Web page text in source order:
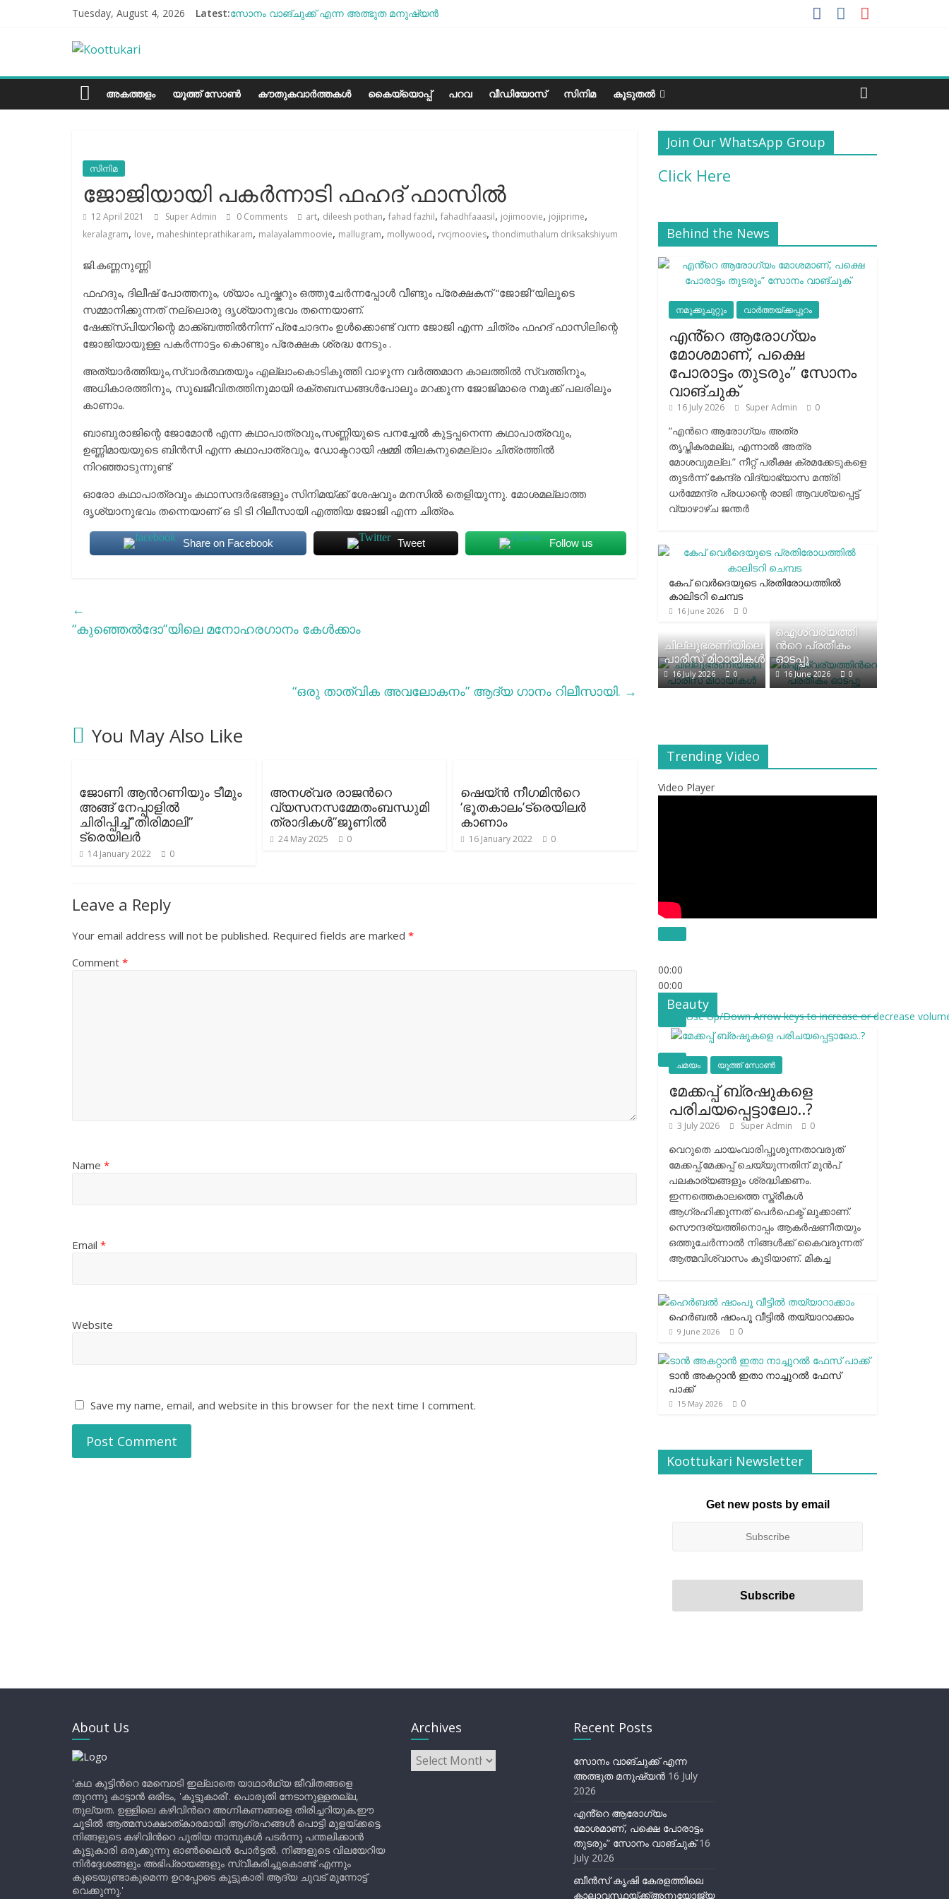
Tuesday, August 4, 2026 Latest:സോനം വാങ്ചുക്ക് എന്ന അത്ഭുത മനുഷ്യന്‍
ചില്ലുഭരണിയിലെ പാരീസ് മിഠായികള്‍
Koottukari
Kottukariഅകത്തളം യൂത്ത് സോൺ കൗതുകവാർത്തകൾ കൈയ്യൊപ്പ് പറവ വീഡിയോസ് സിനിമ കൂടുതൽ
സിനിമ
ജോജിയായി പകർന്നാടി ഫഹദ് ഫാസിൽ
12 April 2021 Super Admin 0 Comments art, dileesh pothan, fahad fazhil, fahadhfaaasil, jojimoovie, jojiprime,
keralagram, love, maheshinteprathikaram, malayalammoovie, mallugram, mollywood, rvcjmoovies, thondimuthalum driksakshiyum
ജി.കണ്ണനുണ്ണി
ഫഹദും, ദിലീഷ് പോത്തനും, ശ്യാം പുഷ്കറും ഒത്തുചേർന്നപ്പോൾ വീണ്ടും പ്രേക്ഷകന് “ജോജി”യിലൂടെ
സമ്മാനിക്കുന്നത് നല്ലൊരു ദൃശ്യാനുഭവം തന്നെയാണ്.
ഷേക്ക്സ്പിയറിന്റെ മാക്ക്ബത്തിൽനിന്ന് പ്രചോദനം ഉൾക്കൊണ്ട് വന്ന ജോജി എന്ന ചിത്രം ഫഹദ് ഫാസിലിന്റെ
ജോജിയായുള്ള പകർന്നാട്ടം കൊണ്ടും പ്രേക്ഷക ശ്രദ്ധ നേടും .
അത്യാർത്തിയും,സ്വാർത്ഥതയും എല്ലാംകൊടികുത്തി വാഴുന്ന വർത്തമാന കാലത്തിൽ സ്വത്തിനും,
അധികാരത്തിനും, സുഖജീവിതത്തിനുമായി രക്തബന്ധങ്ങൾപോലും മറക്കുന്ന ജോജിമാരെ നമുക്ക് പലരിലും
കാണാം.
ബാബുരാജിന്റെ ജോമോൻ എന്ന കഥാപാത്രവും,സണ്ണിയുടെ പനച്ചേൽ കുട്ടപ്പനെന്ന കഥാപാത്രവും,
ഉണ്ണിമായയുടെ ബിൻസി എന്ന കഥാപാത്രവും, ഡോക്ടറായി ഷമ്മി തിലകനുമെല്ലാം ചിത്രത്തിൽ
നിറഞ്ഞാടുന്നുണ്ട്
ഓരോ കഥാപാത്രവും കഥാസന്ദർഭങ്ങളും സിനിമയ്ക്ക് ശേഷവും മനസിൽ തെളിയുന്നു. മോശമല്ലാത്ത
ദൃശ്യാനുഭവം തന്നെയാണ് ഒ ടി ടി റിലീസായി എത്തിയ ജോജി എന്ന ചിത്രം.
Share on Facebook Tweet Follow us
←
“കുഞ്ഞെല്‍ദോ”യിലെ മനോഹരഗാനം കേൾക്കാം
“ഒരു താത്വിക അവലോകനം” ആദ്യ ഗാനം റിലീസായി. →
You May Also Like
ജോണി ആന്‍റണിയും ടീമും
അങ്ങ് നേപ്പാളില്‍
ചിരിപ്പിച്ച്”തിരിമാലി”
ട്രെയിലര്‍
14 January 2022 0
അനശ്വര രാജന്‍റെ
വ്യസനസമ്മേതംബന്ധുമി
ത്രാദികൾ”ജൂണില്‍
24 May 2025 0
ഷെയ്ൻ നീഗമിന്‍റെ
‘ഭൂതകാലം’ട്രെയിലർ
കാണാം
16 January 2022 0
Leave a Reply
Your email address will not be published. Required fields are marked *
Comment *
Name *
Email *
Website
Save my name, email, and website in this browser for the next time I comment.
Join Our WhatsApp Group
Click Here
Behind the News
നമുക്കുചുറ്റും വാർത്തയ്ക്കപ്പുറം
എൻ്റെ ആരോഗ്യം
മോശമാണ്, പക്ഷെ
പോരാട്ടം തുടരും” സോനം
വാങ്ചുക്
16 July 2026 Super Admin 0
“എന്‍റെ ആരോഗ്യം അത്ര
തൃപ്തികരമല്ല, എന്നാൽ അത്ര
മോശവുമല്ല.” നീറ്റ് പരീക്ഷ ക്രമക്കേടുകളെ
തുടർന്ന് കേന്ദ്ര വിദ്യാഭ്യാസ മന്ത്രി
ധർമ്മേന്ദ്ര പ്രധാന്റെ രാജി ആവശ്യപ്പെട്ട്
വ്യാഴാഴ്ച ജന്തർ
കേപ് വെര്‍ദെയുടെ പ്രതിരോധത്തില്‍
കാലിടറി ചെമ്പട
16 June 2026 0
ചില്ലുഭരണിയിലെ
പാരീസ് മിഠായികള്‍
16 July 2026 0
ഐശ്വര്യത്തി
ന്‍റെ പ്രതീകം
ഓടപ്പൂ
16 June 2026 0
Trending Video
Video Player
00:00
00:00
53:26
Use Up/Down Arrow keys to increase or decrease
Beauty
ചമയം യൂത്ത് സോൺ
മേക്കപ്പ് ബ്രഷുകളെ
പരിചയപ്പെട്ടാലോ..?
3 July 2026 Super Admin 0
വെറുതെ ചായംവാരിപ്പൂശുന്നതാവരുത്
മേക്കപ്പ്.മേക്കപ്പ് ചെയ്യുന്നതിന് മുന്‍പ്
പലകാര്യങ്ങളും ശ്രദ്ധിക്കണം.
ഇന്നത്തെകാലത്തെ സ്ത്രീകള്‍
ആഗ്രഹിക്കുന്നത് പെര്‍ഫെക്ട് ലുക്കാണ്.
സൌന്ദര്യത്തിനൊപ്പം ആകര്‍ഷണീതയും
ഒത്തുചേര്‍ന്നാല്‍ നിങ്ങള്‍ക്ക് കൈവരുന്നത്
ആത്മവിശ്വാസം കൂടിയാണ്. മികച്ച
ഹെര്‍ബല്‍ ഷാംപൂ വീട്ടില്‍ തയ്യാറാക്കാം
9 June 2026 0
ടാന്‍ അകറ്റാന്‍ ഇതാ നാച്ചുറല്‍ ഫേസ്
പാക്ക്
15 May 2026 0
Koottukari Newsletter
Get new posts by email
About Us
'കഥ കൂട്ടിന്‍റെ മേമ്പൊടി ഇല്ലാതെ യാഥാർഥ്യ ജീവിതങ്ങളെ
തുറന്നു കാട്ടാൻ ഒരിടം, 'കൂട്ടുകാരി'. പൊരുതി നേടാനുള്ളതല്ല,
തുല്യത. ഉള്ളിലെ കഴിവിന്‍റെ അഗ്നികണങ്ങളെ തിരിച്ചറിയുക.ഈ
ചൂടിൽ ആത്മസാക്ഷാത്കാരമായി ആഗ്രഹങ്ങൾ പൊട്ടി മുളയ്ക്കട്ടെ.
നിങ്ങളുടെ കഴിവിന്‍റെ പുതിയ നാമ്പുകൾ പടർന്നു പന്തലിക്കാൻ
കൂട്ടുകാരി ഒരുക്കുന്നു ഓൺലൈൻ പോർട്ടൽ. നിങ്ങളുടെ വിലയേറിയ
നിർദ്ദേശങ്ങളും അഭിപ്രായങ്ങളും സ്വീകരിച്ചുകൊണ്ട് എന്നും
കൂടെയുണ്ടാകുമെന്ന ഉറപ്പോടെ കൂട്ടുകാരി ആദ്യ ചുവട് മുന്നോട്ട്
വെക്കുന്നു.'
Archives
Archives
Recent Posts
സോനം വാങ്ചുക്ക് എന്ന
അത്ഭുത മനുഷ്യന്‍ 16 July
2026
എൻ്റെ ആരോഗ്യം
മോശമാണ്, പക്ഷെ പോരാട്ടം
തുടരും” സോനം വാങ്ചുക് 16
July 2026
ബീന്‍സ് കൃഷി കേരളത്തിലെ
കാലാവസ്ഥയ്ക്ക്അനുയോജ്യ